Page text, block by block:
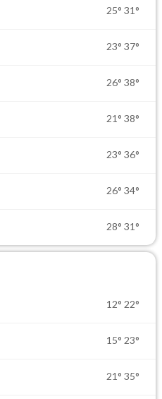
25° 31°
23° 37°
26° 38°
21° 38°
23° 36°
26° 34°
28° 31°
12° 22°
15° 23°
21° 35°